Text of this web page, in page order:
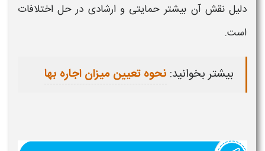
دلیل نقش آن بیشتر حمایتی و ارشادی در حل اختلافات
است.
بیشتر بخوانید: نحوه تعیین میزان اجاره بها